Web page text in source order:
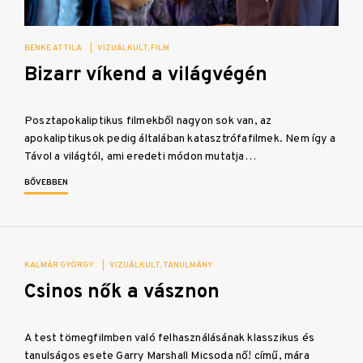
BENKE ATTILA VIZUÁLKULT FILM
Bizarr víkend a világvégén
Posztapokaliptikus filmekből nagyon sok van, az
apokaliptikusok pedig általában katasztrófafilmek. Nem így a
Távol a világtól, ami eredeti módon mutatja…
BŐVEBBEN
KALMÁR GYÖRGY VIZUÁLKULT TANULMÁNY
Csinos nők a vásznon
A test tömegfilmben való felhasználásának klasszikus és
tanulságos esete Garry Marshall Micsoda nő! című, mára